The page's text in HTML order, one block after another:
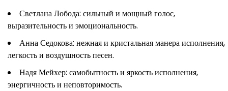
Светлана Лобода: сильный и мощный голос,
выразительность и эмоциональность.
Анна Седокова: нежная и кристальная манера исполнения,
легкость и воздушность песен.
Надя Мейхер: самобытность и яркость исполнения,
энергичность и неповторимость.